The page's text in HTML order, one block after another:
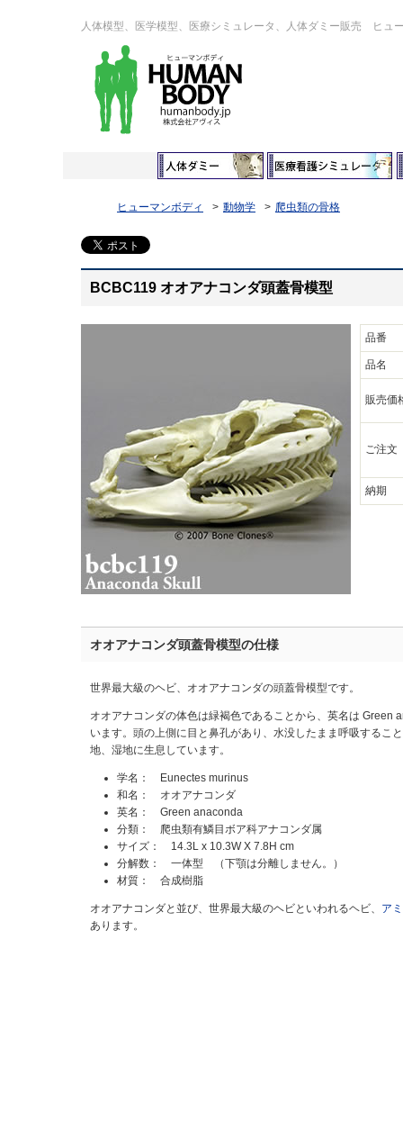
人体模型、医学模型、医療シミュレータ、人体ダミー販売 ヒュ
ヒューマンボディ 動物学 爬虫類の骨格
BCBC119 オオアナコンダ頭蓋骨模型
品番
品名
販売価
ご注文
納期
オオアナコンダ頭蓋骨模型の仕様
世界最大級のヘビ、オオアナコンダの頭蓋骨模型です。
オオアナコンダの体色は緑褐色であることから、英名は Green
います。頭の上側に目と鼻孔があり、水没したまま呼吸するこ
地、湿地に生息しています。
学名： Eunectes murinus
和名： オオアナコンダ
英名： Green anaconda
分類： 爬虫類有鱗目ボア科アナコンダ属
サイズ： 14.3L x 10.3W X 7.8H cm
分解数： 一体型 （下顎は分離しません。）
材質： 合成樹脂
オオアナコンダと並び、世界最大級のヘビといわれるヘビ、 ア
あります。